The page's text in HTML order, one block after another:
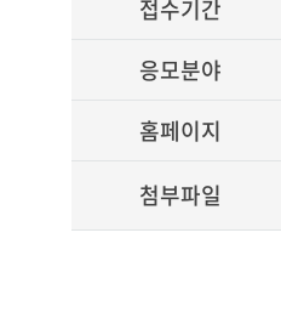
접수기간
응모분야
홈페이지
첨부파일